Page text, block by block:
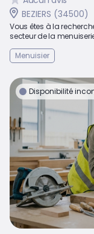
BEZIERS (34500)
Vous êtes à la
secteur de la
Menuisier
Disponibilité